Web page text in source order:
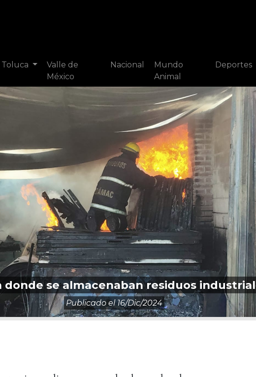
Valle de
México
Nacional
Mundo
Animal
Deportes
donde se almacenaban residuos
Publicado el16/dic/2024